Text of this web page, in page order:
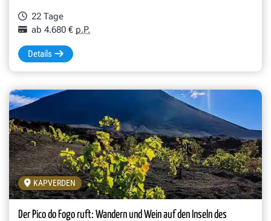
22 Tage
ab 4.680 € p.P.
Details
KAPVERDEN
Der Pico do Fogo ruft: Wandern und Wein auf den Inseln des